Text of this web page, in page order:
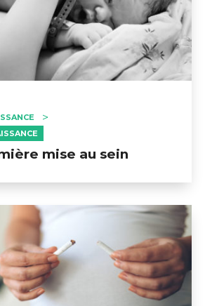
mise au sein